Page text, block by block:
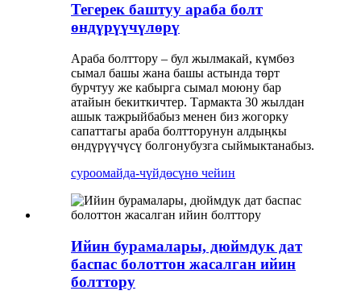
Тегерек баштуу араба болт
өндүрүүчүлөрү
Араба болттору – бул жылмакай, күмбөз
сымал башы жана башы астында төрт
бурчтуу же кабырга сымал моюну бар
атайын бекиткичтер. Тармакта 30 жылдан
ашык тажрыйбабыз менен биз жогорку
сапаттагы араба болтторунун алдыңкы
өндүрүүчүсү болгонубузга сыймыктанабыз.
суроомайда-чүйдөсүнө чейин
Ийин бурамалары, дюймдук дат
баспас болоттон жасалган ийин
болттору